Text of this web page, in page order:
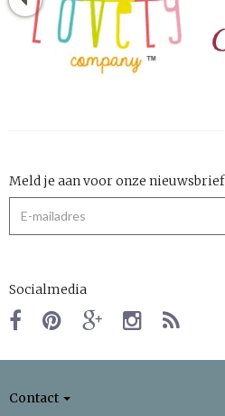
Meld je aan voor onze nieuwsbrief
Socialmedia
Contact